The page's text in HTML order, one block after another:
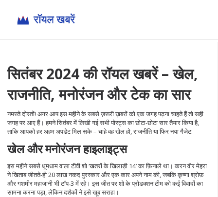
सितंबर 2024 की रॉयल खबरें – खेल,
राजनीति, मनोरंजन और टेक का सार
नमस्ते दोस्तों! अगर आप इस महीने के सबसे ज़रूरी ख़बरों को एक जगह पढ़ना चाहते हैं तो सही
जगह पर आए हैं। हमने सितंबर में लिखी गई सभी पोस्ट्स का छोटा‑छोटा सार तैयार किया है,
ताकि आपको हर अहम अपडेट मिल सके – चाहे वह खेल हो, राजनीति या फिर नया गैजेट.
खेल और मनोरंजन हाइलाइट्स
इस महीने सबसे धूमधाम वाला टीवी शो ‘खतरों के खिलाड़ी 14’ का फ़िनाले था। करन वीर मेहरा
ने खिताब जीतते‑ही 20 लाख नकद पुरस्कार और एक कार अपने नाम की, जबकि कृष्णा श्रोफ़
और गशमीर महाजानी भी टॉप‑3 में रहे। इस जीत पर शो के प्रोडक्शन टीम को कई विवादों का
सामना करना पड़ा, लेकिन दर्शकों ने इसे खूब सराहा।